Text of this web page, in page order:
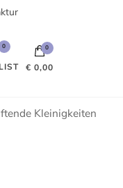
0 0
€ 0,00
im Warenkorb.
Kleinigkeiten